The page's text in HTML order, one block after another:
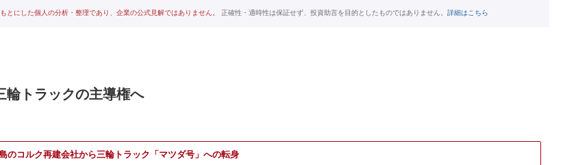
とにした個人の分析・整理であり、企業の公式見解ではありません。 正確性・適時性は保証せず、投資助言を目的としたものではありません。 詳細はこちら
輪トラックの主導権へ
コルク再建会社から三輪トラック「マツダ号」への転身